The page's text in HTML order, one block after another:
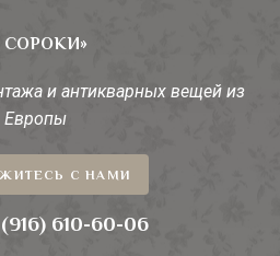
СОРОКИ»
и антикварных вещей из
Европы
С НАМИ
610-60-06